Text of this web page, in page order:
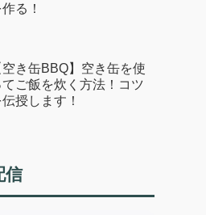
作る！
空き缶BBQ】空き缶を使
てご飯を炊く方法！コツ
伝授します！
信